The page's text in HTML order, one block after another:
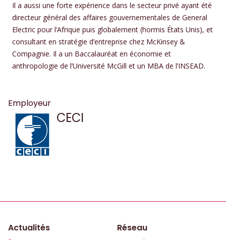
Il a aussi une forte expérience dans le secteur privé ayant été
directeur général des affaires gouvernementales de General
Electric pour l’Afrique puis globalement (hormis États Unis), et
consultant en stratégie d’entreprise chez McKinsey &
Compagnie. Il a un Baccalauréat en économie et
anthropologie de l’Université McGill et un MBA de l’INSEAD.
Employeur
CECI
Actualités Réseau